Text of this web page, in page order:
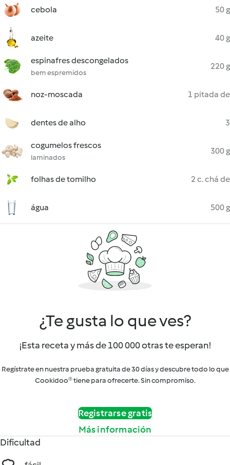
cebola 50 g
azeite 40 g
espinafres descongelados
bem espremidos
220 g
noz-moscada 1 pitada de
dentes de alho 3
cogumelos frescos
laminados
300 g
folhas de tomilho 2 c. chá de
água 500 g
¿Te gusta lo que ves?
¡Esta receta y más de 100 000 otras te esperan!
Regístrate en nuestra prueba gratuita de 30 días y descubre todo lo que
Cookidoo® tiene para ofrecerte. Sin compromiso.
Registrarse gratis
Más información
Dificultad